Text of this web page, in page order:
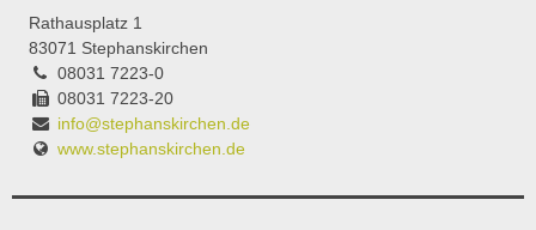
Rathausplatz 1
83071 Stephanskirchen
08031 7223-0
08031 7223-20
info@stephanskirchen.de
www.stephanskirchen.de